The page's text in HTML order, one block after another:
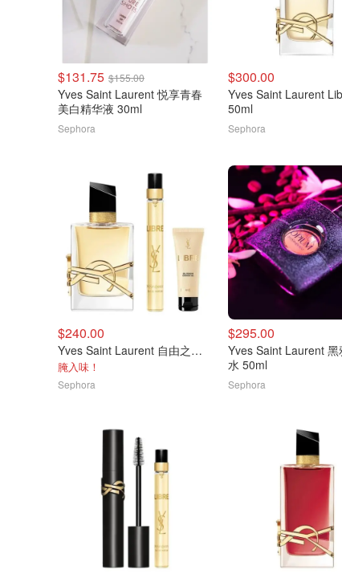
$131.75 $155.00
Yves Saint Laurent 悦享青春
美白精华液 30ml
Sephora
$300.00
Yves Saint Laurent
50ml
Sephora
$240.00
Yves Saint Laurent 自由之水赠礼香水套装
腌入味！
Sephora
$295.00
Yves Saint Laurent 黑
水 50ml
Sephora